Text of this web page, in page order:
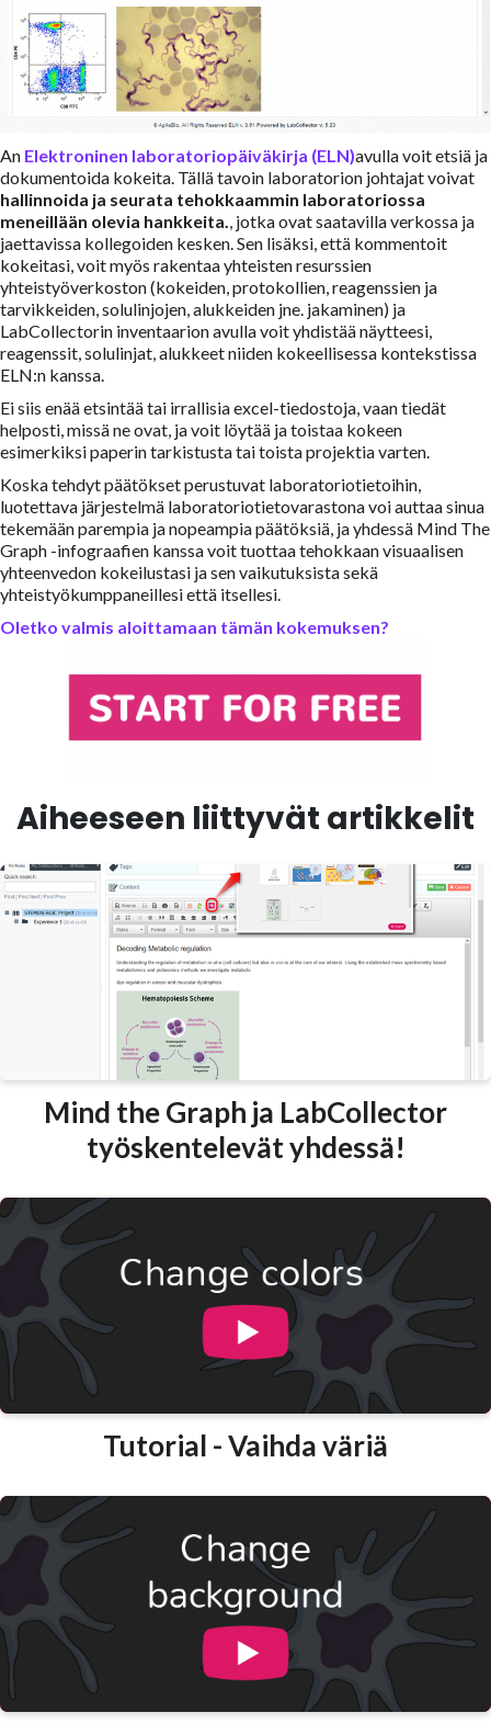
An Elektroninen laboratoriopäiväkirja (ELN)avulla voit etsiä ja
dokumentoida kokeita. Tällä tavoin laboratorion johtajat voivat
hallinnoida ja seurata tehokkaammin laboratoriossa
meneillään olevia hankkeita., jotka ovat saatavilla verkossa ja
jaettavissa kollegoiden kesken. Sen lisäksi, että kommentoit
kokeitasi, voit myös rakentaa yhteisten resurssien
yhteistyöverkoston (kokeiden, protokollien, reagenssien ja
tarvikkeiden, solulinjojen, alukkeiden jne. jakaminen) ja
LabCollectorin inventaarion avulla voit yhdistää näytteesi,
reagenssit, solulinjat, alukkeet niiden kokeellisessa kontekstissa
ELN:n kanssa.
Ei siis enää etsintää tai irrallisia excel-tiedostoja, vaan tiedät
helposti, missä ne ovat, ja voit löytää ja toistaa kokeen
esimerkiksi paperin tarkistusta tai toista projektia varten.
Koska tehdyt päätökset perustuvat laboratoriotietoihin,
luotettava järjestelmä laboratoriotietovarastona voi auttaa sinua
tekemään parempia ja nopeampia päätöksiä, ja yhdessä Mind The
Graph -infograafien kanssa voit tuottaa tehokkaan visuaalisen
yhteenvedon kokeilustasi ja sen vaikutuksista sekä
yhteistyökumppaneillesi että itsellesi.
Oletko valmis aloittamaan tämän kokemuksen?
Aiheeseen liittyvät artikkelit
Mind the Graph ja LabCollector
työskentelevät yhdessä!
Tutorial - Vaihda väriä